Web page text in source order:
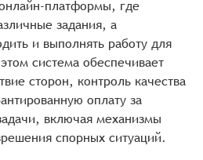
платформы, где
задания, а
и выполнять работу для
система обеспечивает
сторон, контроль качества
оплату за
включая механизмы
спорных ситуаций.